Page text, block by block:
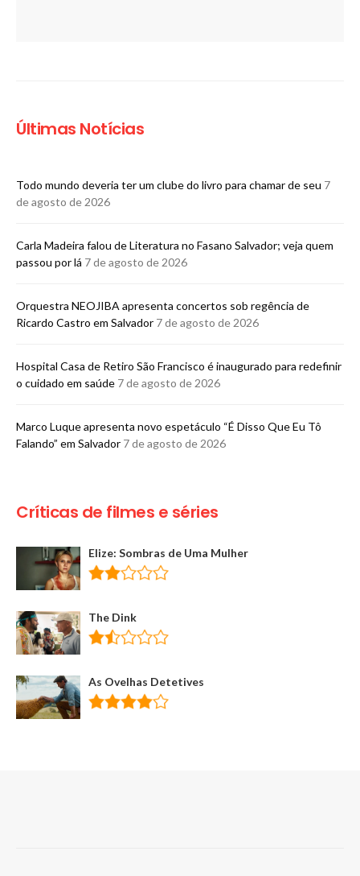
Últimas Notícias
Todo mundo deveria ter um clube do livro para chamar de seu 7
de agosto de 2026
Carla Madeira falou de Literatura no Fasano Salvador; veja quem
passou por lá 7 de agosto de 2026
Orquestra NEOJIBA apresenta concertos sob regência de
Ricardo Castro em Salvador 7 de agosto de 2026
Hospital Casa de Retiro São Francisco é inaugurado para redefinir
o cuidado em saúde 7 de agosto de 2026
Marco Luque apresenta novo espetáculo “É Disso Que Eu Tô
Falando” em Salvador 7 de agosto de 2026
Críticas de filmes e séries
Elize: Sombras de Uma Mulher
The Dink
As Ovelhas Detetives